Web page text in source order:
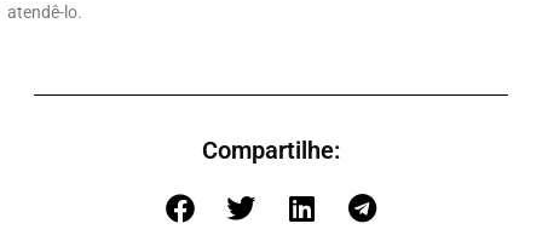
atendê-lo.
Compartilhe: